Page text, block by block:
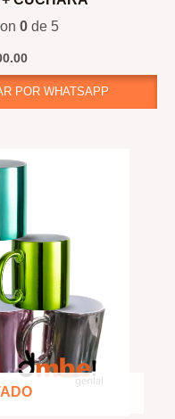
0 de 5
POR WHATSAPP